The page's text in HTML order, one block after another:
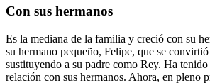
Con sus hermanos
Es la mediana de la familia y creció con su
su hermano pequeño, Felipe, que se
sustituyendo a su padre como Rey. Ha
relación con sus hermanos. Ahora, en pleno